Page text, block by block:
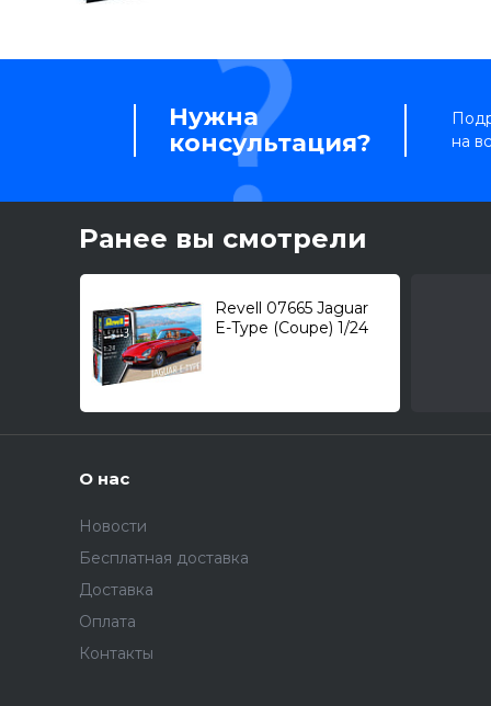
Нужна
консультация?
на
Ранее вы смотрели
Revell 07665 Jaguar
E-Type (Coupe) 1/24
О нас
Новости
Бесплатная доставка
Доставка
Оплата
Контакты